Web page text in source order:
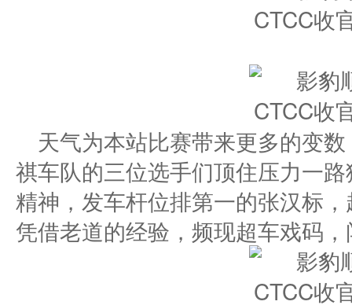
天气为本站比赛带来更多的变
祺车队的三位选手们顶住压力一
精神，发车杆位排第一的张汉标
凭借老道的经验，频现超车戏码